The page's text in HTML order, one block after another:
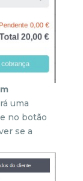
uma
no botão
se a